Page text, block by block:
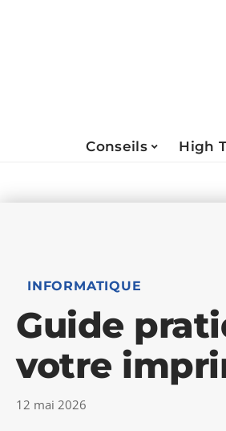
Conseils High
INFORMATIQUE
Guide
votre
12 mai 2026